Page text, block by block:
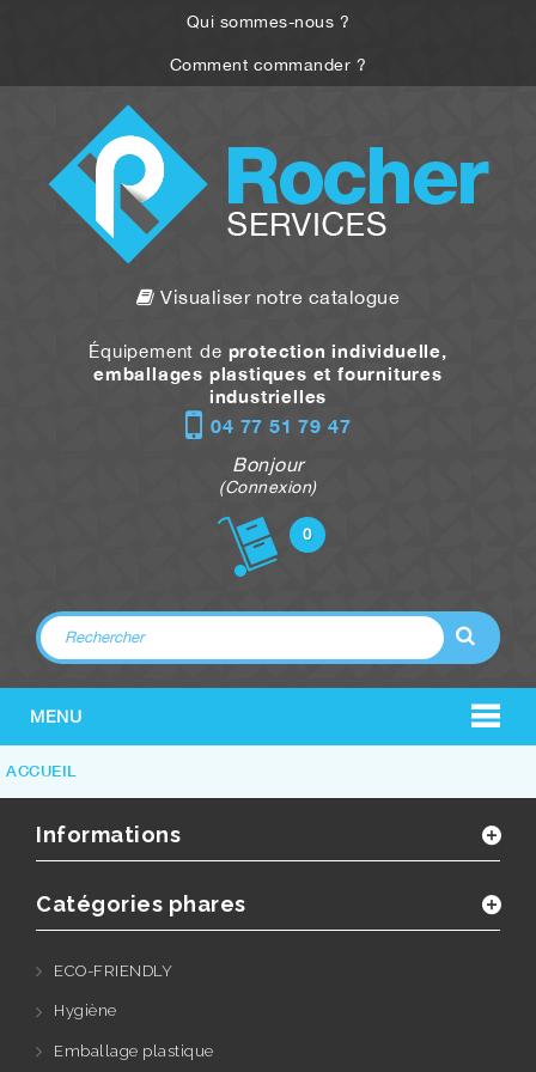
Qui sommes-nous ?
Comment commander ?
Visualiser notre catalogue
Équipement de protection individuelle,
emballages plastiques et fournitures
industrielles
04 77 51 79 47
Bonjour
(Connexion)
0
MENU
ACCUEIL
Informations
Catégories phares
ECO-FRIENDLY
Hygiène
Emballage plastique